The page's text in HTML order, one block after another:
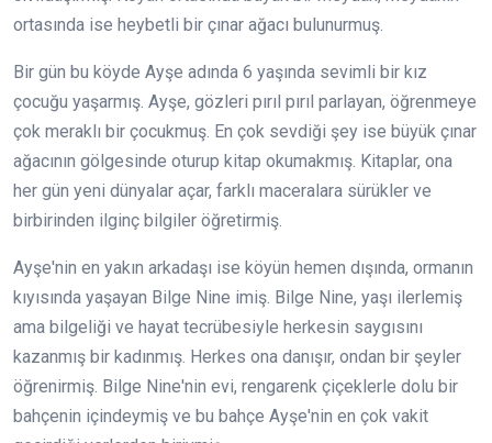
ortasında ise heybetli bir çınar ağacı bulunurmuş.
Bir gün bu köyde Ayşe adında 6 yaşında sevimli bir kız
çocuğu yaşarmış. Ayşe, gözleri pırıl pırıl parlayan, öğrenmeye
çok meraklı bir çocukmuş. En çok sevdiği şey ise büyük çınar
ağacının gölgesinde oturup kitap okumakmış. Kitaplar, ona
her gün yeni dünyalar açar, farklı maceralara sürükler ve
birbirinden ilginç bilgiler öğretirmiş.
Ayşe'nin en yakın arkadaşı ise köyün hemen dışında, ormanın
kıyısında yaşayan Bilge Nine imiş. Bilge Nine, yaşı ilerlemiş
ama bilgeliği ve hayat tecrübesiyle herkesin saygısını
kazanmış bir kadınmış. Herkes ona danışır, ondan bir şeyler
öğrenirmiş. Bilge Nine'nin evi, rengarenk çiçeklerle dolu bir
bahçenin içindeymiş ve bu bahçe Ayşe'nin en çok vakit